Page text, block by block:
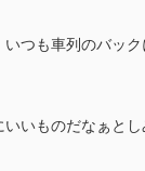
つも車列のバッ
いものだなぁとし